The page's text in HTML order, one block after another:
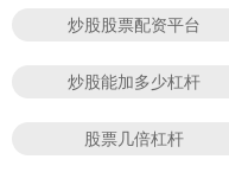
炒股股票配资平台
炒股能加多少杠杆
股票几倍杠杆